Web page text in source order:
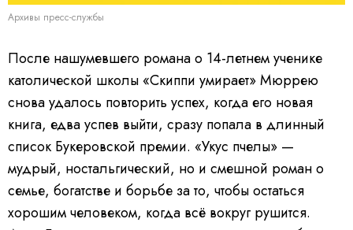
Архивы пресс-службы
После нашумевшего романа о 14-летнем ученике
католической школы «Скиппи умирает» Мюррею
снова удалось повторить успех, когда его новая
книга, едва успев выйти, сразу попала в длинный
список Букеровской премии. «Укус пчелы» —
мудрый, ностальгический, но и смешной роман о
семье, богатстве и борьбе за то, чтобы остаться
хорошим человеком, когда всё вокруг рушится.